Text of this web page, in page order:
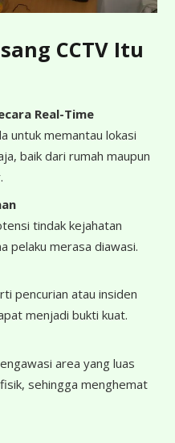
CCTV Itu
Real-Time
untuk memantau lokasi
baik dari rumah maupun
tindak kejahatan
pelaku merasa diawasi.
pencurian atau insiden
menjadi bukti kuat.
area yang luas
sehingga menghemat